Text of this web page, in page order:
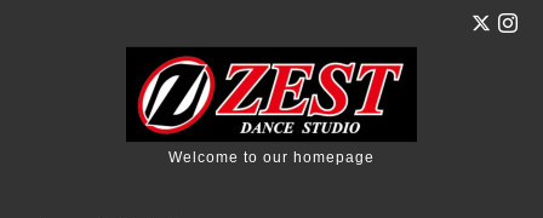
Welcome to our homepage